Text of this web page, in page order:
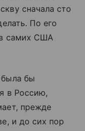
сначала сто
По его
в самих США
бы
в Россию,
прежде
и до сих пор